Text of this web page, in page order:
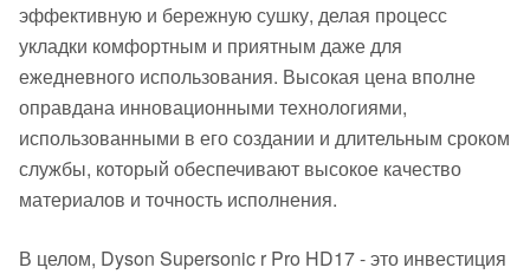
эффективную и бережную сушку, делая процесс
укладки комфортным и приятным даже для
ежедневного использования. Высокая цена вполне
оправдана инновационными технологиями,
использованными в его создании и длительным сроком
службы, который обеспечивают высокое качество
материалов и точность исполнения.
В целом, Dyson Supersonic r Pro HD17 - это инвестиция